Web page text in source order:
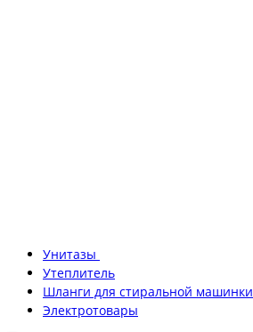
Унитазы
Утеплитель
Шланги для стиральной машинки
Электротовары